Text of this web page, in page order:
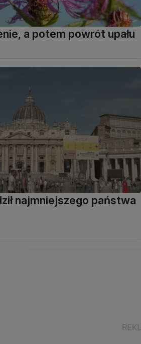
a potem powrót upału
najmniejszego państwa